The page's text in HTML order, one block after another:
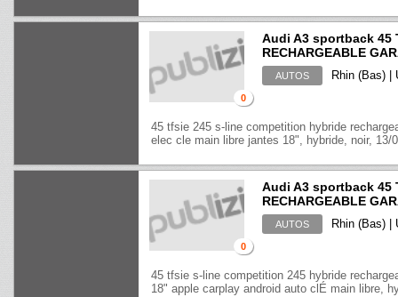
0
Audi A3 sportback 45
RECHARGEABLE
AUTOS Rhin (Bas) |
45 tfsie 245 s-line competition hybride
elec cle main libre jantes 18", hybride, noir, 13/
0
Audi A3 sportback 45
RECHARGEABLE
AUTOS Rhin (Bas) |
45 tfsie s-line competition 245 hybride
18" apple carplay android auto clÉ main libre,